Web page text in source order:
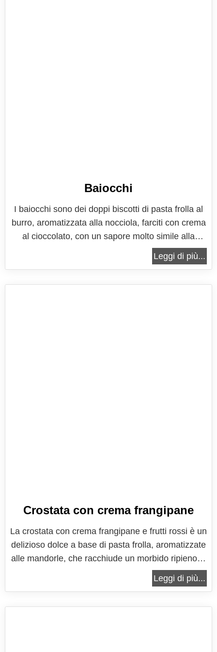
Baiocchi
I baiocchi sono dei doppi biscotti di pasta frolla al
burro, aromatizzata alla nocciola, farciti con crema
al cioccolato, con un sapore molto simile alla
Nutella, prodotti dal Mulino Bianco, che insieme ad
abbracci e macine, sono entrati ben presto tra i
Leggi di più...
Crostata con crema frangipane
La crostata con crema frangipane e frutti rossi è un
delizioso dolce a base di pasta frolla, aromatizzate
alle mandorle, che racchiude un morbido ripieno di
crema frangipane, l'aromatica crema alle
mandorle, e freschissimi frutti rossi. Un mix di
Leggi di più...